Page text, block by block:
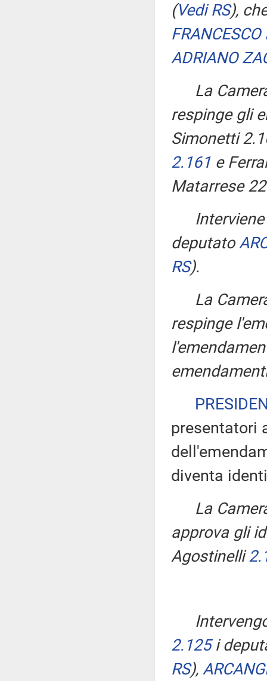
(Vedi RS),
FRANCESCO
ADRIANO
La
respinge gli
Simonetti
2.161 e
Matarrese
deputato
RS).
La
respinge
presentatori
diventa
La
approva gli
Agostinelli
2.125i
RS),